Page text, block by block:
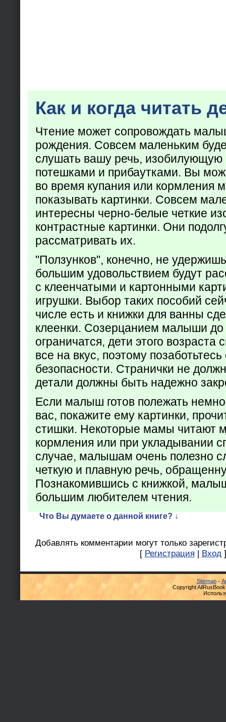
Как и когда читать
Чтение может сопровождать
рождения. Совсем маленьким
слушать вашу речь,
потешками и прибаутками. Вы
во время купания или кормления
показывать картинки. Совсем
интересны черно-белые четкие
контрастные картинки. Они
рассматривать их.
"Ползунков", конечно, не
большим удовольствием будут
с клеенчатыми и картонными
игрушки. Выбор таких пособий
числе есть и книжки для ванны
клеенки. Созерцанием малыши до
ограничатся, дети этого возраста
все на вкус, поэтому позаботьтесь
безопасности. Странички не
детали должны быть надежно
Если малыш готов полежать
вас, покажите ему картинки,
стишки. Некоторые мамы читают
кормления или при укладывании
случае, малышам очень полезно
четкую и плавную речь,
Познакомившись с книжкой,
большим любителем чтения.
Что Вы думаете о данной книге? ↓
Добавлять комментарии могут только
[ Регистрация | Вход ]
Sitemap-
Copyright